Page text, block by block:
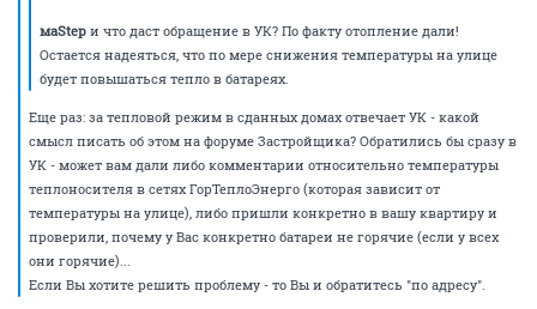
маStep и что даст обращение в УК? По факту отопление дали!
Остается надеяться, что по мере снижения температуры на улице
будет повышаться тепло в батареях.
Еще раз: за тепловой режим в сданных домах отвечает УК - какой
смысл писать об этом на форуме Застройщика? Обратились бы сразу в
УК - может вам дали либо комментарии относительно температуры
теплоносителя в сетях ГорТеплоЭнерго (которая зависит от
температуры на улице), либо пришли конкретно в вашу квартиру и
проверили, почему у Вас конкретно батареи не горячие (если у всех
они горячие)...
Если Вы хотите решить проблему - то Вы и обратитесь "по адресу".